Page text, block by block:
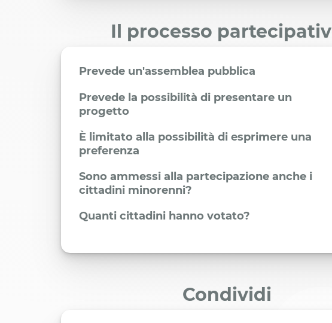
Il processo
Prevede un'assemblea pubblica
Prevede la possibilità di presentare un
progetto
È limitato alla possibilità di esprimere una
preferenza
Sono ammessi alla partecipazione anche i
cittadini minorenni?
Quanti cittadini hanno votato?
Condividi